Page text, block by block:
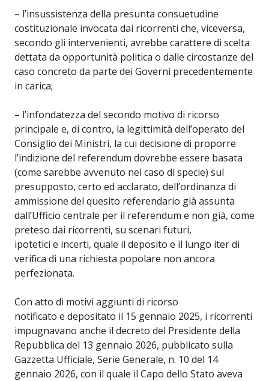
– l’insussistenza della presunta consuetudine
costituzionale invocata dai ricorrenti che, viceversa,
secondo gli intervenienti, avrebbe carattere di scelta
dettata da opportunità politica o dalle circostanze del
caso concreto da parte dei Governi precedentemente
in carica;
– l’infondatezza del secondo motivo di ricorso
principale e, di contro, la legittimità dell’operato del
Consiglio dei Ministri, la cui decisione di proporre
l’indizione del referendum dovrebbe essere basata
(come sarebbe avvenuto nel caso di specie) sul
presupposto, certo ed acclarato, dell’ordinanza di
ammissione del quesito referendario già assunta
dall’Ufficio centrale per il referendum e non già, come
preteso dai ricorrenti, su scenari futuri,
ipotetici e incerti, quale il deposito e il lungo iter di
verifica di una richiesta popolare non ancora
perfezionata.
Con atto di motivi aggiunti di ricorso
notificato e depositato il 15 gennaio 2025, i ricorrenti
impugnavano anche il decreto del Presidente della
Repubblica del 13 gennaio 2026, pubblicato sulla
Gazzetta Ufficiale, Serie Generale, n. 10 del 14
gennaio 2026, con il quale il Capo dello Stato aveva